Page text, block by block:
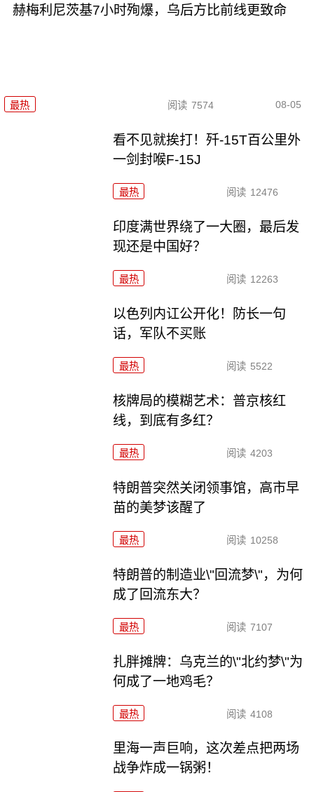
赫梅利尼茨基7小时殉爆，乌后方比前线更致命
最热 阅读 7574 08-05
看不见就挨打！歼-15T百公里外
一剑封喉F-15J
最热 阅读 12476
印度满世界绕了一大圈，最后发
现还是中国好？
最热 阅读 12263
以色列内讧公开化！防长一句
话，军队不买账
最热 阅读 5522
核牌局的模糊艺术：普京核红
线，到底有多红？
最热 阅读 4203
特朗普突然关闭领事馆，高市早
苗的美梦该醒了
最热 阅读 10258
特朗普的制造业\"回流梦\"，为何
成了回流东大？
最热 阅读 7107
扎胖摊牌：乌克兰的\"北约梦\"为
何成了一地鸡毛？
最热 阅读 4108
里海一声巨响，这次差点把两场
战争炸成一锅粥！